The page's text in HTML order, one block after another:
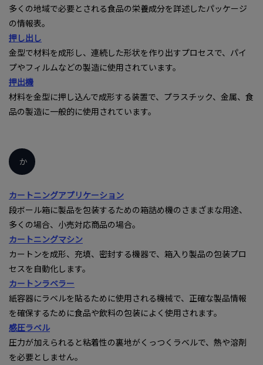
多くの地域で必要とされる食品の栄養成分を詳述したパッケージ
の情報表。
押し出し
金型で材料を成形し、連続した形状を作り出すプロセスで、パイ
プやフィルムなどの製造に使用されています。
押出機
材料を金型に押し込んで成形する装置で、プラスチック、金属、食
品の製造に一般的に使用されています。
か
カートニングアプリケーション
段ボール箱に製品を包装するための箱詰め機のさまざまな用途、
多くの場合、小売対応商品の場合。
カートニングマシン
カートンを成形、充填、密封する機器で、箱入り製品の包装プロ
セスを自動化します。
カートンラベラー
紙容器にラベルを貼るために使用される機械で、正確な製品情報
を確保するために食品や飲料の包装によく使用されます。
感圧ラベル
圧力が加えられると粘着性の裏地がくっつくラベルで、熱や溶剤
を必要としません。